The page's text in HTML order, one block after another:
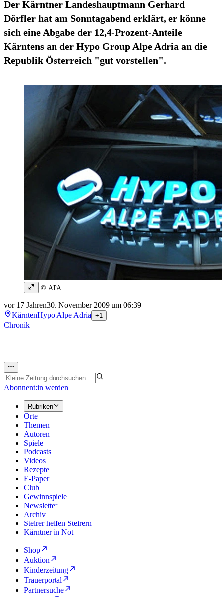
Der Kärntner Landeshauptmann Gerhard
Dörfler hat am Sonntagabend erklärt, er könne
sich eine Abgabe der 12,4-Prozent-Anteile
Kärntens an der Hypo Group Alpe Adria an die
Republik Österreich "gut vorstellen".
© APA
vor 17 Jahren30. November 2009 um 06:39
KärntenHypo Alpe Adria +1
Chronik
Abonnent:in werden
Rubriken
Orte
Themen
Autoren
Spiele
Podcasts
Videos
Rezepte
E-Paper
Club
Gewinnspiele
Newsletter
Archiv
Steirer helfen Steirern
Kärntner in Not
Shop
Auktion
Kinderzeitung
Trauerportal
Partnersuche